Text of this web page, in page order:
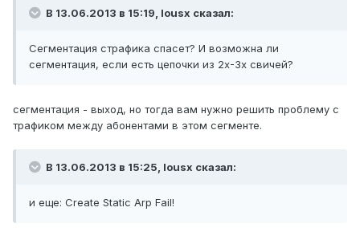
В 13.06.2013 в 15:19, lousx сказал:
Сегментация страфика спасет? И возможна ли
сегментация, если есть цепочки из 2х-3х свичей?
сегментация - выход, но тогда вам нужно решить проблему с
трафиком между абонентами в этом сегменте.
В 13.06.2013 в 15:25, lousx сказал:
и еще: Create Static Arp Fail!